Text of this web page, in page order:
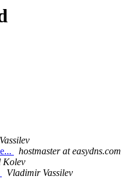
hostmaster at easydns.com
Kolev
Vladimir Vassilev